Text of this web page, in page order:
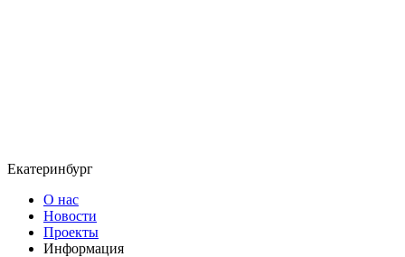
Екатеринбург
О нас
Новости
Проекты
Информация